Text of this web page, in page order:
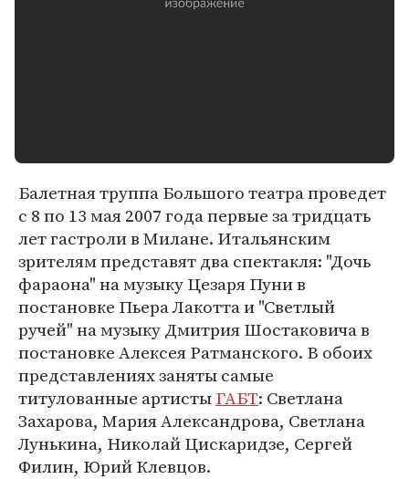
Балетная труппа Большого театра проведет
с 8 по 13 мая 2007 года первые за тридцать
лет гастроли в Милане. Итальянским
зрителям представят два спектакля: "Дочь
фараона" на музыку Цезаря Пуни в
постановке Пьера Лакотта и "Светлый
ручей" на музыку Дмитрия Шостаковича в
постановке Алексея Ратманского. В обоих
представлениях заняты самые
титулованные артистыГАБТ: Светлана
Захарова, Мария Александрова, Светлана
Лунькина, Николай Цискаридзе, Сергей
Филин, Юрий Клевцов.